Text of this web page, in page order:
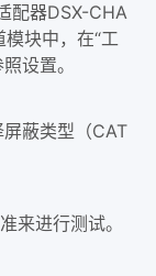
配器DSX-CHA
块中，在“工
设置。
蔽类型（CAT
来进行测试。